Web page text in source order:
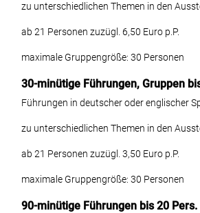
zu unterschiedlichen Themen in den
ab 21 Personen zuzügl. 6,50 Euro p.P.
maximale Gruppengröße: 30 Personen
30-minütige Führungen, Gruppen
Führungen in deutscher oder englischer
zu unterschiedlichen Themen in den
ab 21 Personen zuzügl. 3,50 Euro p.P.
maximale Gruppengröße: 30 Personen
90-minütige Führungen bis 20 Pers.